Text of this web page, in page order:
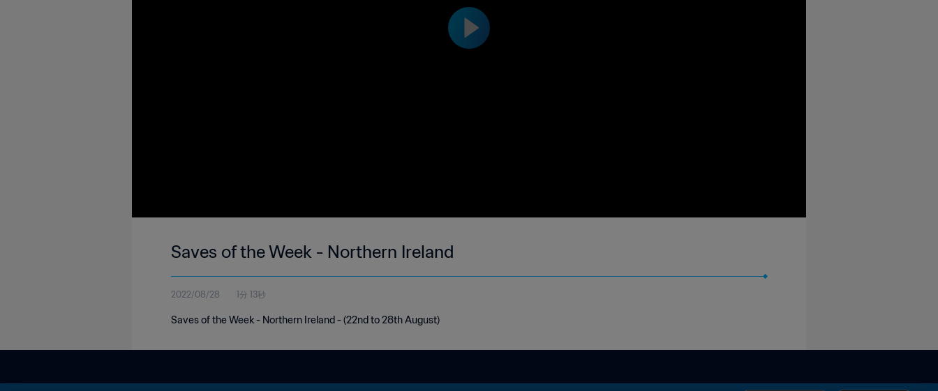
Saves of the Week - Northern Ireland
2022/08/28 1分 13秒
Saves of the Week - Northern Ireland - (22nd to 28th August)